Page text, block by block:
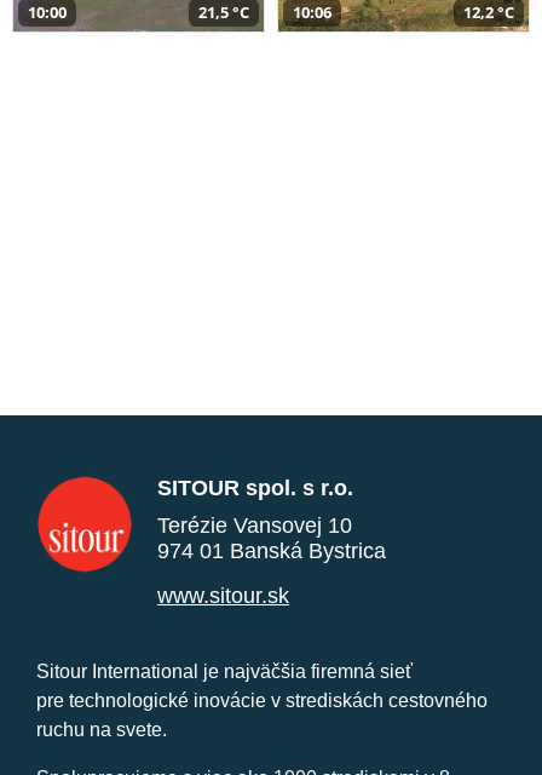
10:00 21,5 °C 10:06 12,2 °C
SITOUR spol. s r.o.
Terézie Vansovej 10
974 01 Banská Bystrica
www.sitour.sk
Sitour International je najväčšia firemná sieť
pre technologické inovácie v strediskách cestovného
ruchu na svete.